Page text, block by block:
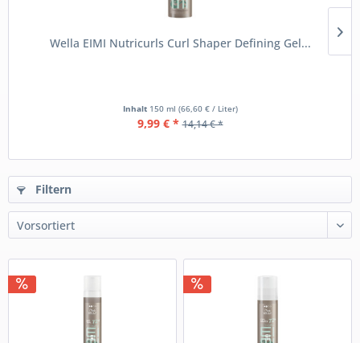
Wella EIMI Nutricurls Curl Shaper Defining Gel...
Inhalt 150 ml (66,60 € / Liter)
9,99 € * 14,14 € *
Filtern